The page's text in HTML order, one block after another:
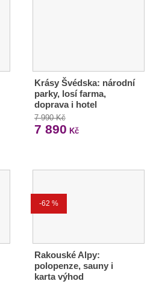
Krásy Švédska: národní
parky, losí farma,
doprava i hotel
7 990 Kč
7 890 Kč
-62 %
Rakouské Alpy:
polopenze, sauny i
karta výhod